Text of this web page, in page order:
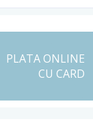
PLATA ONLINE
CU CARD